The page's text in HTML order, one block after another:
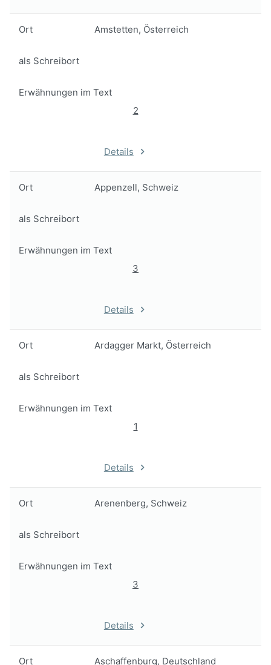
Ort Amstetten, Österreich
als Schreibort
Erwähnungen im Text
2
Details
Ort Appenzell, Schweiz
als Schreibort
Erwähnungen im Text
3
Details
Ort Ardagger Markt, Österreich
als Schreibort
Erwähnungen im Text
1
Details
Ort Arenenberg, Schweiz
als Schreibort
Erwähnungen im Text
3
Details
Ort Aschaffenburg, Deutschland